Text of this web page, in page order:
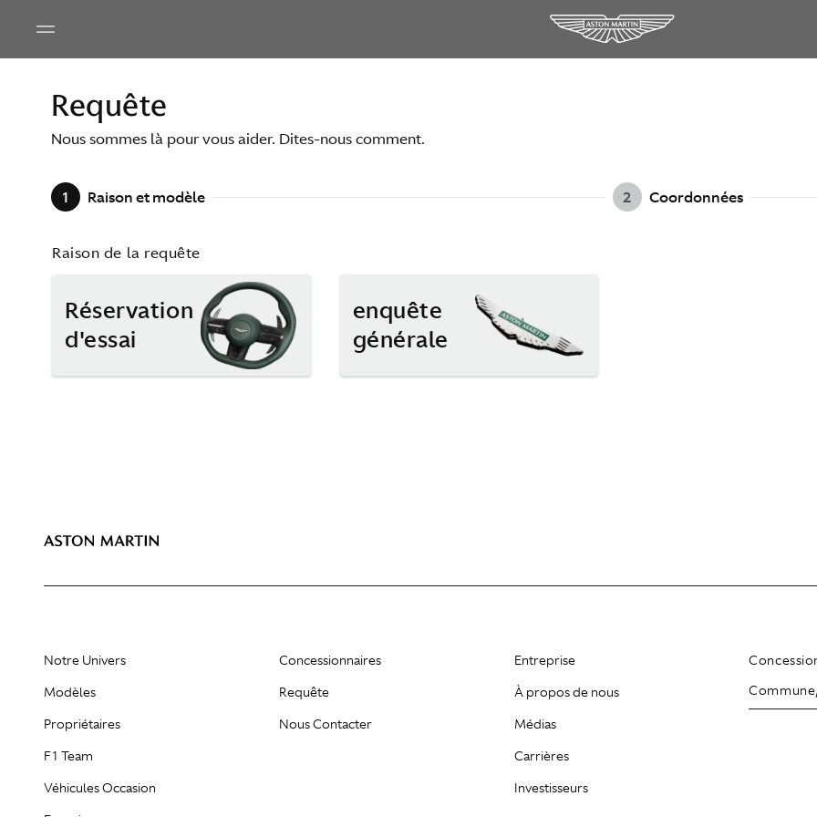
Requête
Nous sommes là pour vous aider. Dites-nous comment.
1 Raison et modèle 2 Coordonnées
Raison de la requête
Réservation
d'essai
enquête
générale
Notre Univers
Modèles
Propriétaires
F1 Team
Véhicules Occasion
Concessionnaires
Requête
Nous Contacter
Entreprise
À propos de nous
Médias
Carrières
Investisseurs